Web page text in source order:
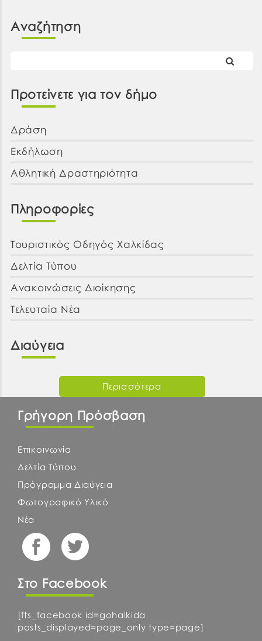
Αναζήτηση
Προτείνετε για τον δήμο
Δράση
Εκδήλωση
Αθλητική Δραστηριότητα
Πληροφορίες
Τουριστικός Οδηγός Χαλκίδας
Δελτία Τύπου
Ανακοινώσεις Διοίκησης
Τελευταία Νέα
Διαύγεια
Περισσότερα
Γρήγορη Πρόσβαση
Επικοινωνία
Δελτία Τύπου
Πρόγραμμα Διαύγεια
Φωτογραφικό Υλικό
Νέα
Στο Facebook
[fts_facebook id=gohalkida
posts_displayed=page_only type=page]